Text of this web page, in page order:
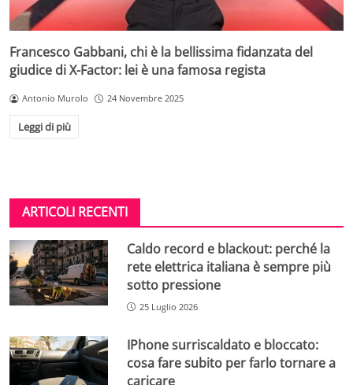
Francesco Gabbani, chi è la bellissima fidanzata del
giudice di X-Factor: lei è una famosa regista
Antonio Murolo 24 Novembre 2025
Leggi di più
ARTICOLI RECENTI
Caldo record e blackout: perché la
rete elettrica italiana è sempre più
sotto pressione
25 Luglio 2026
IPhone surriscaldato e bloccato:
cosa fare subito per farlo tornare a
caricare